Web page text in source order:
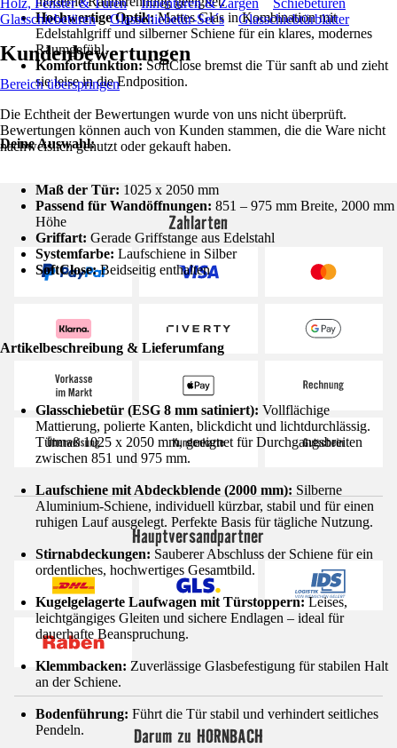
Hochwertige Optik:Mattes Glas in Kombination mit
Edelstahlgriff und silberner Schiene für ein klares, modernes
Raumgefühl.
Komfortfunktion:SoftClose bremst die Tür sanft ab und zieht
sie leise in die Endposition.
Deine Auswahl:
Maß der Tür: 1025 x 2050 mm
Passend für Wandöffnungen: 851 – 975 mm Breite, 2000 mm
Höhe
Griffart: Gerade Griffstange aus Edelstahl
Systemfarbe: Laufschiene in Silber
SoftClose:Beidseitig enthalten
Artikelbeschreibung & Lieferumfang
Glasschiebetür (ESG 8 mm satiniert): Vollflächige
Mattierung, polierte Kanten, blickdicht und lichtdurchlässig.
Türmaß 1025 x 2050 mm, geeignet für Durchgangsbreiten
zwischen 851 und 975 mm.
Laufschiene mit Abdeckblende (2000 mm): Silberne
Aluminium-Schiene, individuell kürzbar, stabil und für einen
ruhigen Lauf ausgelegt. Perfekte Basis für tägliche Nutzung.
Stirnabdeckungen: Sauberer Abschluss der Schiene für ein
ordentliches, hochwertiges Gesamtbild.
Kugelgelagerte Laufwagen mit Türstoppern:Leises,
leichtgängiges Gleiten und sichere Endlagen – ideal für
dauerhafte Beanspruchung.
Klemmbacken: Zuverlässige Glasbefestigung für stabilen Halt
an der Schiene.
Bodenführung: Führt die Tür stabil und verhindert seitliches
Pendeln.
Holz, Fenster & Türen Innentüren & Zargen
Schiebetüren
Glasschiebetüren
Glasschiebetür-Set´s Glasschiebtürblätter
Kundenbewertungen
Bereich überspringen
Die Echtheit der Bewertungen wurde von uns nicht überprüft.
Bewertungen können auch von Kunden stammen, die die Ware nicht
nachweislich genutzt oder gekauft haben.
Zahlarten
Hauptversandpartner
Darum zu HORNBACH